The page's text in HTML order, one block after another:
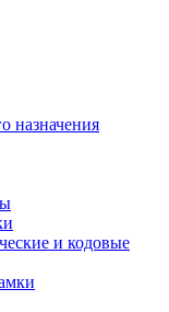
назначения
и кодовые